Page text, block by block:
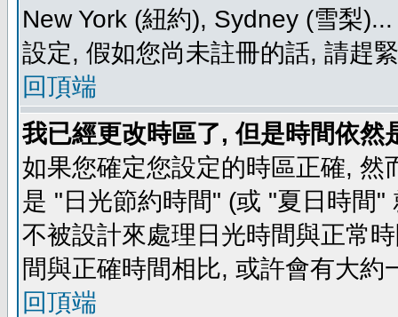
New York (紐約), Sydney (雪梨
設定, 假如您尚未註冊的話, 請趕
回頂端
我已經更改時區了, 但是時間依然
如果您確定您設定的時區正確,
是 "日光節約時間" (或 "夏日時間
不被設計來處理日光時間與正常
間與正確時間相比, 或許會有大約
回頂端